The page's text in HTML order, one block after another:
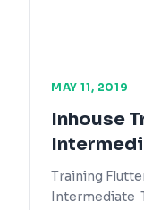
MAY 11, 2019
Inhouse
Training
Intermediate